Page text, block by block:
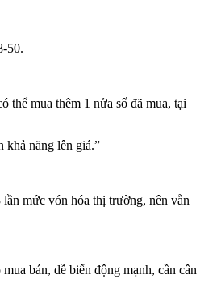
50.
thể mua thêm 1 nửa số đã mua, tại
khả năng lên giá.”
mức vón hóa thị trường, nên vẫn
bán, dễ biến động mạnh, cần cân